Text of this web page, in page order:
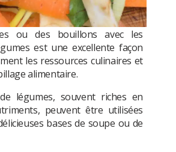
ou des bouillons avec les
est une excellente façon
les ressources culinaires et
alimentaire.
légumes, souvent riches en
peuvent être utilisées
bases de soupe ou de